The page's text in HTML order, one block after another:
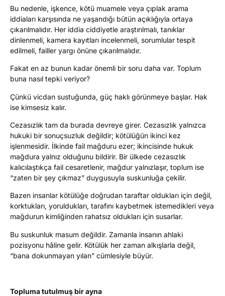
Bu nedenle, işkence, kötü muamele veya çıplak arama
iddiaları karşısında ne yaşandığı bütün açıklığıyla ortaya
çıkarılmalıdır. Her iddia ciddiyetle araştırılmalı, tanıklar
dinlenmeli, kamera kayıtları incelenmeli, sorumlular tespit
edilmeli, failler yargı önüne çıkarılmalıdır.
Fakat en az bunun kadar önemli bir soru daha var. Toplum
buna nasıl tepki veriyor?
Çünkü vicdan sustuğunda, güç haklı görünmeye başlar. Hak
ise kimsesiz kalır.
Cezasızlık tam da burada devreye girer. Cezasızlık yalnızca
hukuki bir sonuçsuzluk değildir; kötülüğün ikinci kez
işlenmesidir. İlkinde fail mağduru ezer; ikincisinde hukuk
mağdura yalnız olduğunu bildirir. Bir ülkede cezasızlık
kalıcılaştıkça fail cesaretlenir, mağdur yalnızlaşır, toplum ise
“zaten bir şey çıkmaz” duygusuyla suskunluğa çekilir.
Bazen insanlar kötülüğe doğrudan taraftar oldukları için değil,
korktukları, yoruldukları, tarafını kaybetmek istemedikleri veya
mağdurun kimliğinden rahatsız oldukları için susarlar.
Bu suskunluk masum değildir. Zamanla insanın ahlaki
pozisyonu hâline gelir. Kötülük her zaman alkışlarla değil,
“bana dokunmayan yılan” cümlesiyle büyür.
Topluma tutulmuş bir ayna